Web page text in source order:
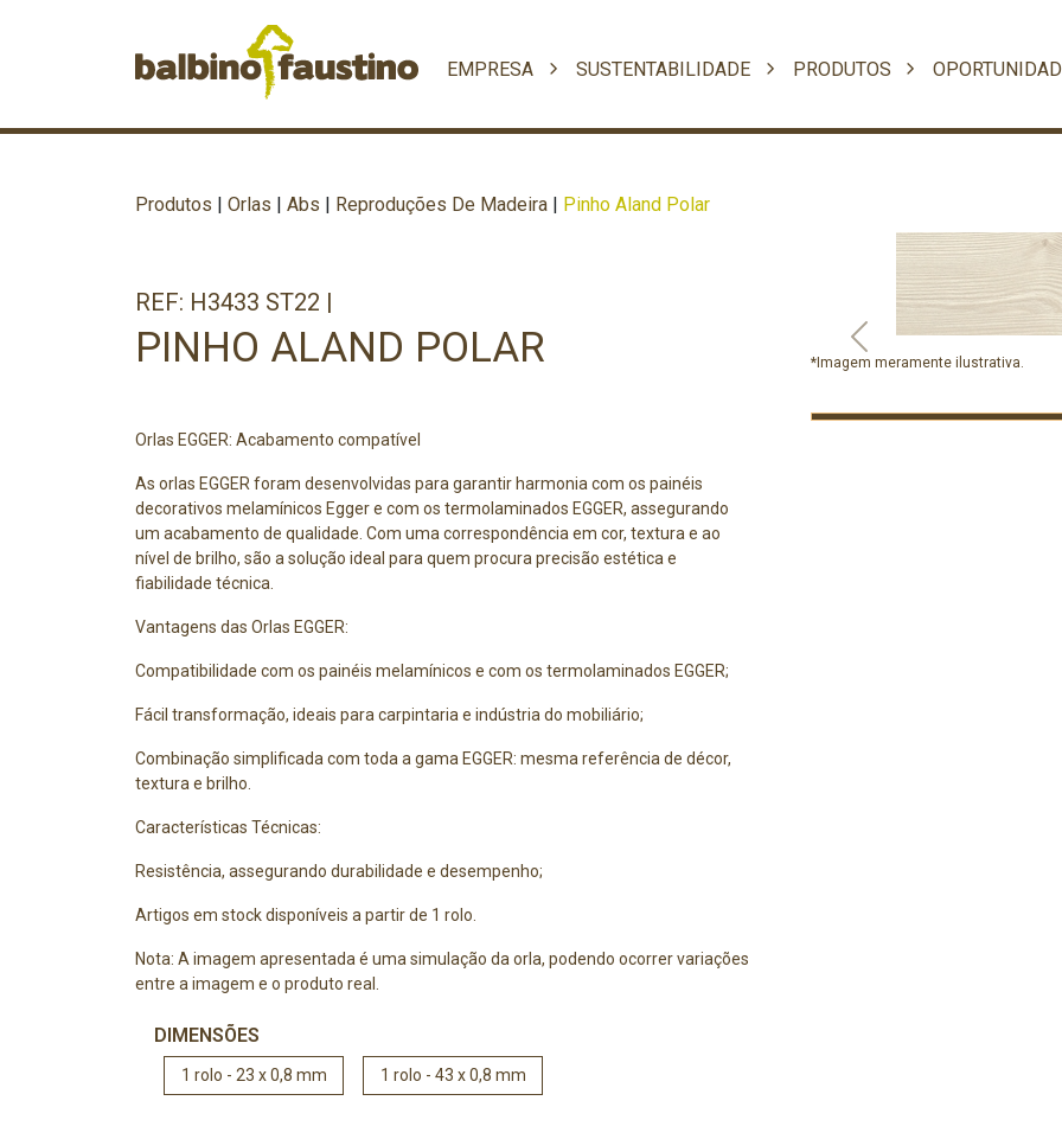
EMPRESA SUSTENTABILIDADE PRODUTOS
Produtos | Orlas | Abs | Reproduções De Madeira | Pinho Aland Polar
REF: H3433 ST22 |
PINHO ALAND POLAR
Orlas EGGER: Acabamento compatível
As orlas EGGER foram desenvolvidas para garantir harmonia com os painéis
decorativos melamínicos Egger e com os termolaminados EGGER, assegurando
um acabamento de qualidade. Com uma correspondência em cor, textura e ao
nível de brilho, são a solução ideal para quem procura precisão estética e
fiabilidade técnica.
Vantagens das Orlas EGGER:
Compatibilidade com os painéis melamínicos e com os termolaminados EGGER;
Fácil transformação, ideais para carpintaria e indústria do mobiliário;
Combinação simplificada com toda a gama EGGER: mesma referência de décor,
textura e brilho.
Características Técnicas:
Resistência, assegurando durabilidade e desempenho;
Artigos em stock disponíveis a partir de 1 rolo.
Nota: A imagem apresentada é uma simulação da orla, podendo ocorrer variações
entre a imagem e o produto real.
DIMENSÕES
1 rolo - 23 x 0,8 mm 1 rolo - 43 x 0,8 mm
Previous
*Imagem meramente ilustrativa.